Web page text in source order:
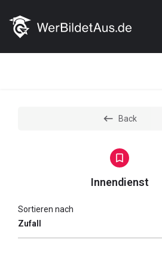
Back
Innendienst
Zufall
Sortieren nach